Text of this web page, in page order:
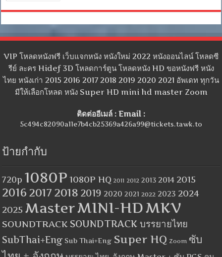
VIP โหลดหนังฟรี เว็บแจกหนัง หนังใหม่ 2022 หนังออนไลน์ โหลดซี
รีย์ ละคร Hidef 3D โหลดการ์ตูน โหลดหนัง HD ขอหนังฟรี หนัง
ไทย หนังเก่า 2015 2016 2017 2018 2019 2020 2021 อัพเดท ทุกวัน
มีให้เลือกโหลด หนัง Super HD mini hd master Zoom
ติดต่ออีเมล์ : Email :
5c494c82090a11e7b4cb25369a426a99@tickets.tawk.to
ป้ายกำกับ
720p 1080P 1080P HQ 2011 2012 2013 2014 2015
2016 2017 2018 2019 2020 2021 2022 2023 2024
2025 MasterMINI-HDMKV
SOUNDTRACK SOUNDTRACK บรรยายไทย
SubThai+Eng Sub Thai+Eng Super HQ Zoom ซับ